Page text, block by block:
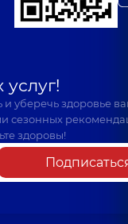
уберечь здоровье
сезонных
здоровы!